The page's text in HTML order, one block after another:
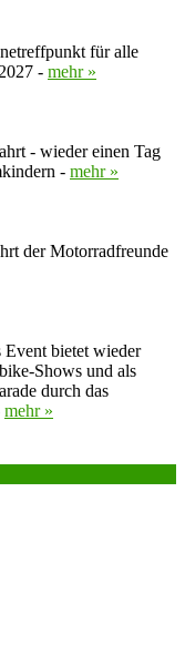
für alle
- mehr »
- wieder einen Tag
- mehr »
der Motorradfreunde
bietet wieder
Shows und als
durch das
mehr »